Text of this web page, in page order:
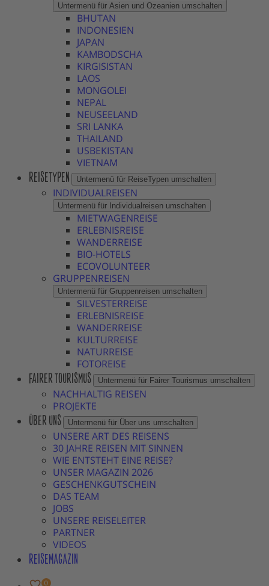
Untermenü für Asien und Ozeanien umschalten
BHUTAN
INDONESIEN
JAPAN
KAMBODSCHA
KIRGISISTAN
LAOS
MONGOLEI
NEPAL
NEUSEELAND
SRI LANKA
THAILAND
USBEKISTAN
VIETNAM
REISETYPEN Untermenü für ReiseTypen umschalten
INDIVIDUALREISEN
Untermenü für Individualreisen umschalten
MIETWAGENREISE
ERLEBNISREISE
WANDERREISE
BIO-HOTELS
ECOVOLUNTEER
GRUPPENREISEN
Untermenü für Gruppenreisen umschalten
SILVESTERREISE
ERLEBNISREISE
WANDERREISE
KULTURREISE
NATURREISE
FOTOREISE
FAIRER TOURISMUS Untermenü für Fairer Tourismus umschalten
NACHHALTIG REISEN
PROJEKTE
ÜBER UNS Untermenü für Über uns umschalten
UNSERE ART DES REISENS
30 JAHRE REISEN MIT SINNEN
WIE ENTSTEHT EINE REISE?
UNSER MAGAZIN 2026
GESCHENKGUTSCHEIN
DAS TEAM
JOBS
UNSERE REISELEITER
PARTNER
VIDEOS
REISEMAGAZIN